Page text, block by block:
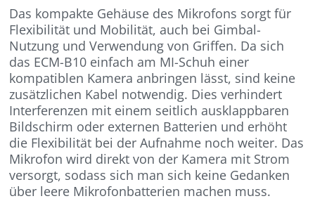
Das kompakte Gehäuse des Mikrofons sorgt für
Flexibilität und Mobilität, auch bei Gimbal-
Nutzung und Verwendung von Griffen. Da sich
das ECM-B10 einfach am MI-Schuh einer
kompatiblen Kamera anbringen lässt, sind keine
zusätzlichen Kabel notwendig. Dies verhindert
Interferenzen mit einem seitlich ausklappbaren
Bildschirm oder externen Batterien und erhöht
die Flexibilität bei der Aufnahme noch weiter. Das
Mikrofon wird direkt von der Kamera mit Strom
versorgt, sodass sich man sich keine Gedanken
über leere Mikrofonbatterien machen muss.